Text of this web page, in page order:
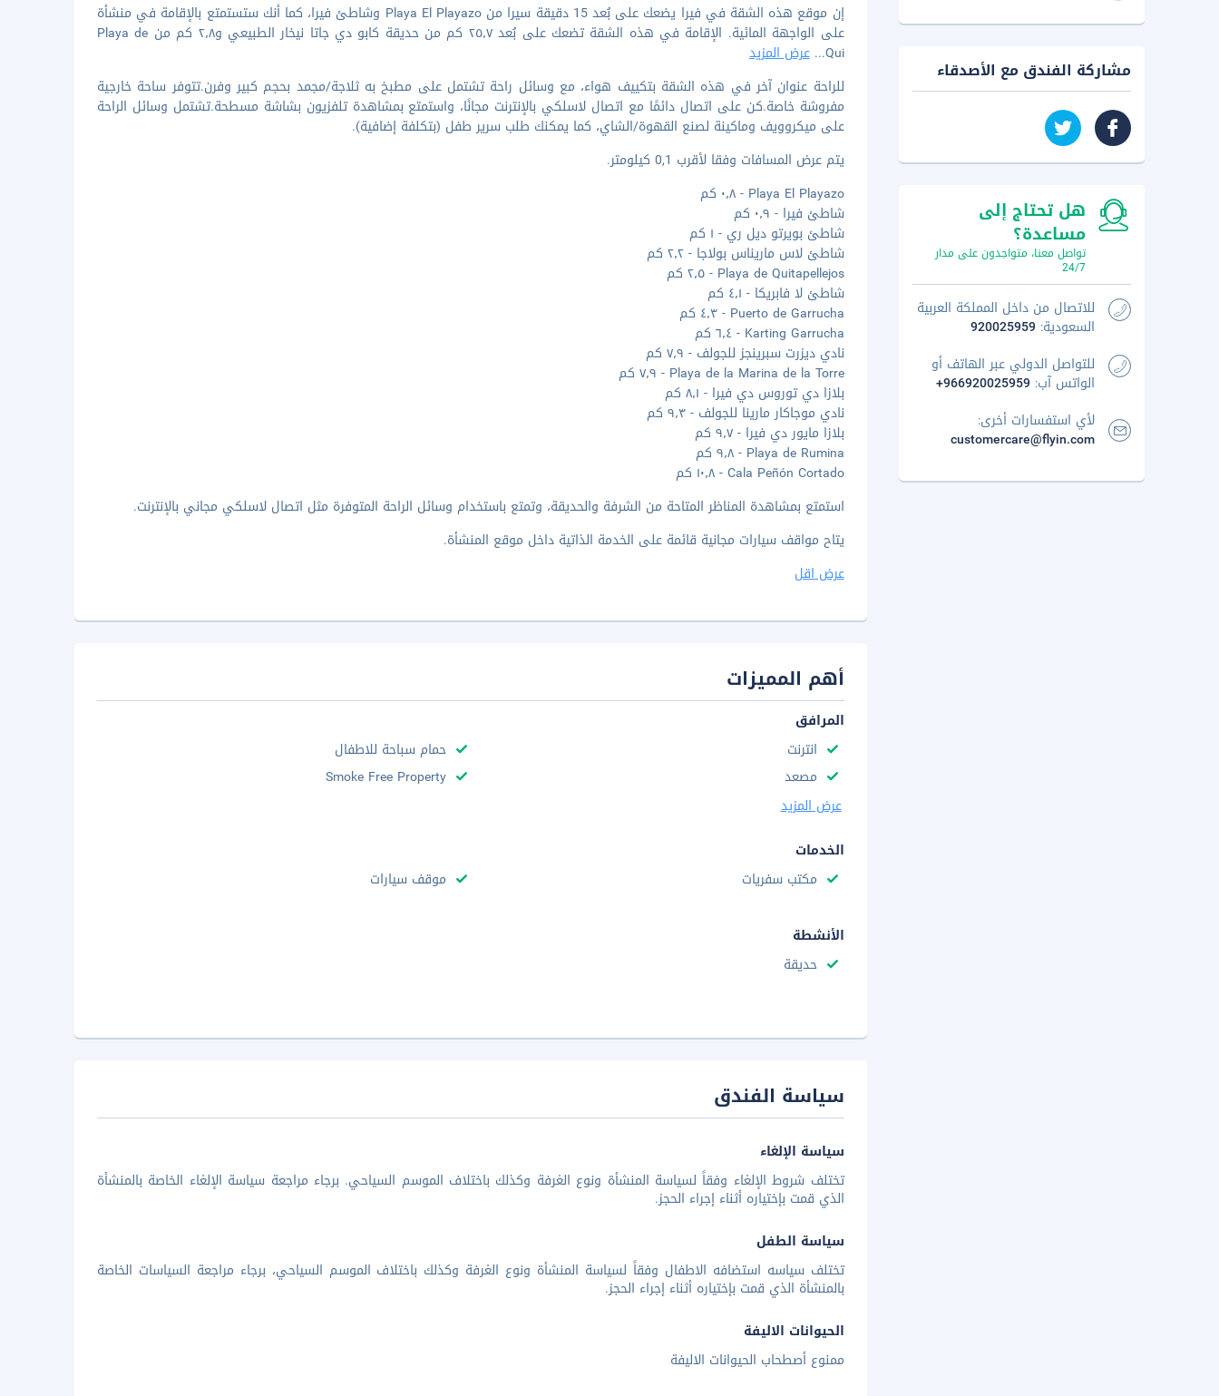
إن موقع هذه الشقة في فيرا يضعك على بُعد 15 دقيقة سيرا من Playa El Playazo وشاطئ فيرا، كما أنك ستستمتع بالإقامة في منشأة
على الواجهة المائية. الإقامة في هذه الشقة تضعك على بُعد ٢٥٫٧ كم من حديقة كابو دي جاتا نيخار الطبيعي و٢٫٨ كم من Playa de
Qui
...عرض المزيد
للراحة عنوان آخر في هذه الشقة بتكييف هواء، مع وسائل راحة تشتمل على مطبخ به ثلاجة/مجمد بحجم كبير وفرن.تتوفر ساحة خارجية
مفروشة خاصة.كن على اتصال دائمًا مع اتصال لاسلكي بالإنترنت مجانًا، واستمتع بمشاهدة تلفزيون بشاشة مسطحة.تشتمل وسائل الراحة
على ميكروويف وماكينة لصنع القهوة/الشاي، كما يمكنك طلب سرير طفل (بتكلفة إضافية).
يتم عرض المسافات وفقا لأقرب 0,1 كيلومتر.
Playa El Playazo - ٠٫٨ كم
شاطئ فيرا - ٠٫٩ كم
شاطئ بويرتو ديل ري - ١ كم
شاطئ لاس ماريناس بولاجا - ٢٫٢ كم
Playa de Quitapellejos - ٢٫٥ كم
شاطئ لا فابريكا - ٤٫١ كم
Puerto de Garrucha - ٤٫٣ كم
Karting Garrucha - ٦٫٤ كم
نادي ديزرت سبرينجز للجولف - ٧٫٩ كم
Playa de la Marina de la Torre - ٧٫٩ كم
بلازا دي توروس دي فيرا - ٨٫١ كم
نادي موجاكار مارينا للجولف - ٩٫٣ كم
بلازا مايور دي فيرا - ٩٫٧ كم
Playa de Rumina - ٩٫٨ كم
Cala Peñón Cortado - ١٠٫٨ كم
استمتع بمشاهدة المناظر المتاحة من الشرفة والحديقة، وتمتع باستخدام وسائل الراحة المتوفرة مثل اتصال لاسلكي مجاني بالإنترنت.
يتاح مواقف سيارات مجانية قائمة على الخدمة الذاتية داخل موقع المنشأة.
عرض اقل
أهم المميزات
المرافق
انترنت
حمام سباحة للاطفال
مصعد
Smoke Free Property
عرض المزيد
الخدمات
مكتب سفريات
موقف سيارات
الأنشطة
حديقة
سياسة الفندق
سياسة الإلغاء
تختلف شروط الإلغاء وفقاً لسياسة المنشأة ونوع الغرفة وكذلك باختلاف الموسم السياحي. برجاء مراجعة سياسة الإلغاء الخاصة بالمنشأة
الذي قمت بإختياره أثناء إجراء الحجز.
سياسة الطفل
تختلف سياسه استضافه الاطفال وفقاً لسياسة المنشأة ونوع الغرفة وكذلك باختلاف الموسم السياحي، برجاء مراجعة السياسات الخاصة
بالمنشأة الذي قمت بإختياره أثناء إجراء الحجز.
الحيوانات الاليفة
ممنوع أصطحاب الحيوانات الاليفة
مشاركة الفندق مع الأصدقاء
هل تحتاج إلى
مساعدة؟
تواصل معنا، متواجدون على مدار
24/7
للاتصال من داخل المملكة العربية
السعودية: 920025959
للتواصل الدولي عبر الهاتف أو
الواتس آب: +966920025959
لأي استفسارات أخرى:
customercare@flyin.com